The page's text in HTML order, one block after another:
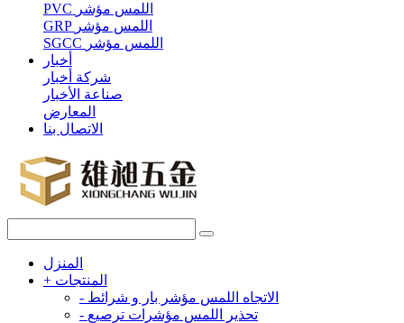
PVC اللمس مؤشر
GRP اللمس مؤشر
SGCC اللمس مؤشر
أخبار
شركة أخبار
صناعة الأخبار
المعارض
الاتصال بنا
المنزل
+ المنتجات
- الاتجاه اللمس مؤشر بار و شرائط
- تحذير اللمس مؤشرات ترصيع